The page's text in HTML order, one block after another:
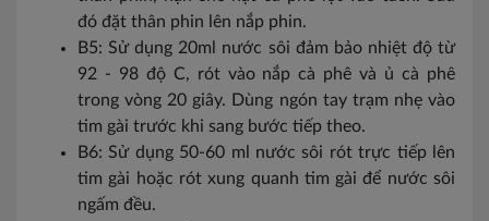
đó đặt thân phin lên nắp phin.
B5: Sử dụng 20ml nước sôi đảm bảo nhiệt độ từ
92 - 98 độ C, rót vào nắp cà phê và ủ cà phê
trong vòng 20 giây. Dùng ngón tay trạm nhẹ vào
tim gài trước khi sang bước tiếp theo.
B6: Sử dụng 50-60 ml nước sôi rót trực tiếp lên
tim gài hoặc rót xung quanh tim gài để nước sôi
ngấm đều.